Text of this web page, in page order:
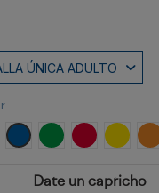
ROYAL VERDE HELECHO
ROJO
Date un capricho